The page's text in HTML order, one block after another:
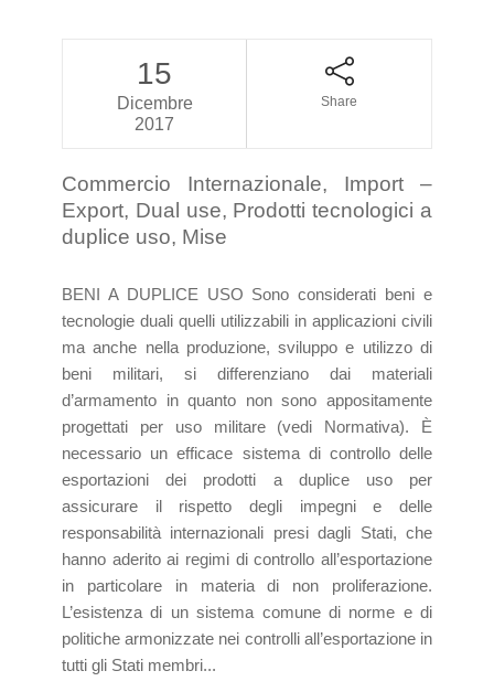
15
Dicembre
2017
Share
Commercio Internazionale, Import –
Export, Dual use, Prodotti tecnologici a
duplice uso, Mise
BENI A DUPLICE USO Sono considerati beni e
tecnologie duali quelli utilizzabili in applicazioni civili
ma anche nella produzione, sviluppo e utilizzo di
beni militari, si differenziano dai materiali
d’armamento in quanto non sono appositamente
progettati per uso militare (vedi Normativa). È
necessario un efficace sistema di controllo delle
esportazioni dei prodotti a duplice uso per
assicurare il rispetto degli impegni e delle
responsabilità internazionali presi dagli Stati, che
hanno aderito ai regimi di controllo all’esportazione
in particolare in materia di non proliferazione.
L’esistenza di un sistema comune di norme e di
politiche armonizzate nei controlli all’esportazione in
tutti gli Stati membri...